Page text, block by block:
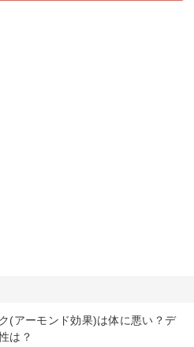
(アーモンド効果)は体に悪い？デ
は？